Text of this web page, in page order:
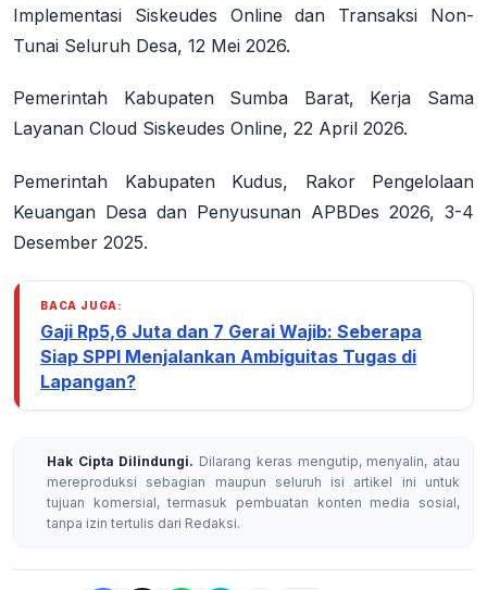
Implementasi Siskeudes Online dan Transaksi Non-
Tunai Seluruh Desa, 12 Mei 2026.
Pemerintah Kabupaten Sumba Barat, Kerja Sama
Layanan Cloud Siskeudes Online, 22 April 2026.
Pemerintah Kabupaten Kudus, Rakor Pengelolaan
Keuangan Desa dan Penyusunan APBDes 2026, 3-4
Desember 2025.
BACA JUGA:
Gaji Rp5,6 Juta dan 7 Gerai Wajib: Seberapa
Siap SPPI Menjalankan Ambiguitas Tugas di
Lapangan?
Hak Cipta Dilindungi. Dilarang keras mengutip, menyalin, atau
mereproduksi sebagian maupun seluruh isi artikel ini untuk
tujuan komersial, termasuk pembuatan konten media sosial,
tanpa izin tertulis dari Redaksi.